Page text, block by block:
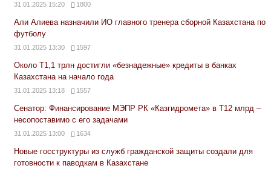
31.01.2025 15:20 1800
Али Алиева назначили ИО главного тренера сборной Казахстана по
футболу
31.01.2025 13:30 1597
Около Т1,1 трлн достигли «безнадежные» кредиты в банках
Казахстана на начало года
31.01.2025 13:18 1557
Сенатор: Финансирование МЭПР РК «Казгидромета» в Т12 млрд –
несопоставимо с его задачами
31.01.2025 13:00 1634
Новые госструктуры из служб гражданской защиты создали для
готовности к паводкам в Казахстане